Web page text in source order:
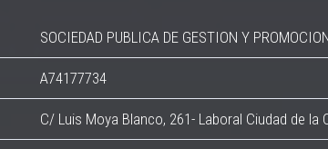
SOCIEDAD PUBLICA DE GESTION Y
A74177734
C/ Luis Moya Blanco, 261- Laboral Ciudad de la